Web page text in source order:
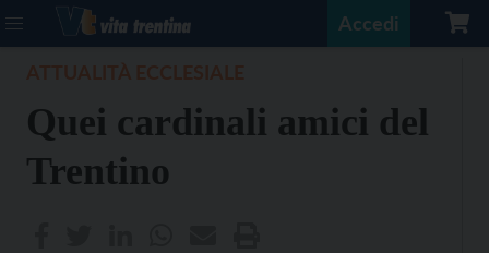
Accedi
Quei cardinali amici del
Trentino